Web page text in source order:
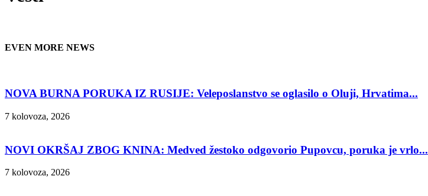
EVEN MORE NEWS
NOVA BURNA PORUKA IZ RUSIJE: Veleposlanstvo se oglasilo o Oluji, Hrvatima...
7 kolovoza, 2026
NOVI OKRŠAJ ZBOG KNINA: Medved žestoko odgovorio Pupovcu, poruka je vrlo...
7 kolovoza, 2026